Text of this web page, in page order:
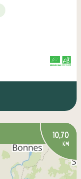
CERTIFIÉ PAR FR-BIO-10
AGRICULTURE FRANCE
10,70
km